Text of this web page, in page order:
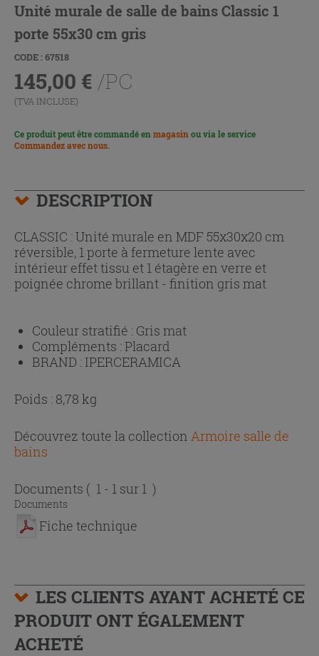
Unité murale de salle de bains Classic 1
porte 55x30 cm gris
CODE : 67518
145,00 € /PC
(TVA INCLUSE)
Ce produit peut être commandé en magasin ou via le service
Commandez avec nous.
DESCRIPTION
CLASSIC : Unité murale en MDF 55x30x20 cm
réversible, 1 porte à fermeture lente avec
intérieur effet tissu et 1 étagère en verre et
poignée chrome brillant - finition gris mat
Couleur stratifié : Gris mat
Compléments :Placard
BRAND : IPERCERAMICA
Poids : 8,78 kg
Découvrez toute la collection Armoire salle de
bains
Documents ( 1 - 1 sur 1 )
Documents
Fiche technique
LES CLIENTS AYANT ACHETÉ CE
PRODUIT ONT ÉGALEMENT
ACHETÉ